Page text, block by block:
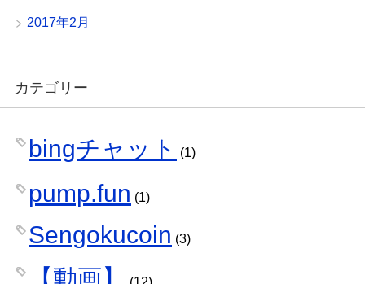
2017年2月
カテゴリー
bingチャット (1)
pump.fun (1)
Sengokucoin (3)
【動画】